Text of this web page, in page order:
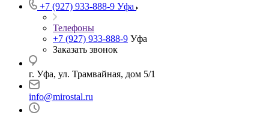
+7 (927) 933-888-9 Уфа
Телефоны
+7 (927) 933-888-9 Уфа
Заказать звонок
г. Уфа, ул. Трамвайная, дом 5/1
info@mirostal.ru